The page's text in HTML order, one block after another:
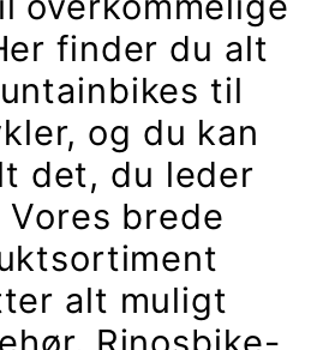
finder du alt
til
og du kan
det, du leder
brede
alt muligt